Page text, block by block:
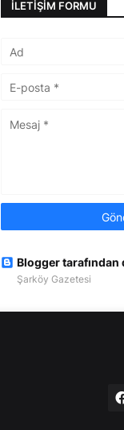
İLETIŞIM FORMU
Blogger
Şarköy Gazetesi